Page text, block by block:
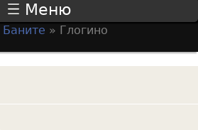
Меню
Баните » Глогино